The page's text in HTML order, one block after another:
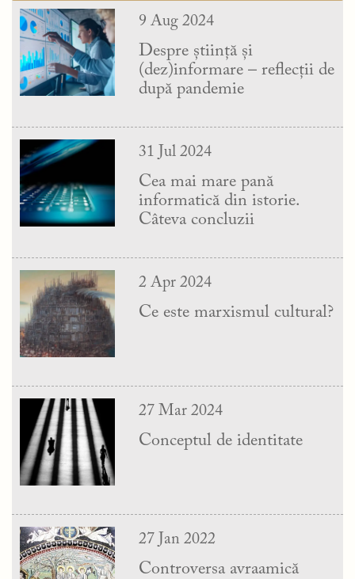
9 Aug 2024
Despre știință și
(dez)informare – reflecții de
după pandemie
31 Jul 2024
Cea mai mare pană
informatică din istorie.
Câteva concluzii
2 Apr 2024
Ce este marxismul cultural?
27 Mar 2024
Conceptul de identitate
27 Jan 2022
Controversa avraamică